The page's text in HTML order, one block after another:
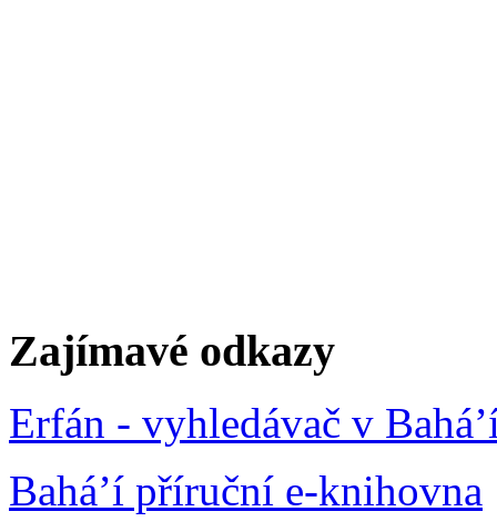
Zajímavé odkazy
Erfán - vyhledávač v
Bahá’í příruční e-knihovna